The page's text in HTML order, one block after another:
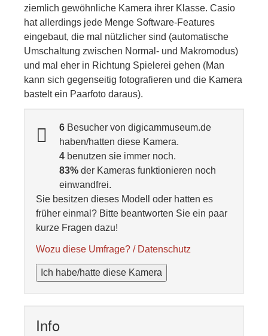
ziemlich gewöhnliche Kamera ihrer Klasse. Casio
hat allerdings jede Menge Software-Features
eingebaut, die mal nützlicher sind (automatische
Umschaltung zwischen Normal- und Makromodus)
und mal eher in Richtung Spielerei gehen (Man
kann sich gegenseitig fotografieren und die Kamera
bastelt ein Paarfoto daraus).
6 Besucher von digicammuseum.de
haben/hatten diese Kamera.
4 benutzen sie immer noch.
83% der Kameras funktionieren noch
einwandfrei.
Sie besitzen dieses Modell oder hatten es
früher einmal? Bitte beantworten Sie ein paar
kurze Fragen dazu!
Wozu diese Umfrage? / Datenschutz
Ich habe/hatte diese Kamera
Info